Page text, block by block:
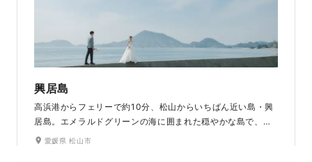
興居島
高浜港からフェリーで約10分、松山からいちばん近い島・興
居島。エメラルドグリーンの海に囲まれた穏やかな島で、自
然が豊かで絶景スポットでの撮影が楽しめます。
愛媛県 松山市